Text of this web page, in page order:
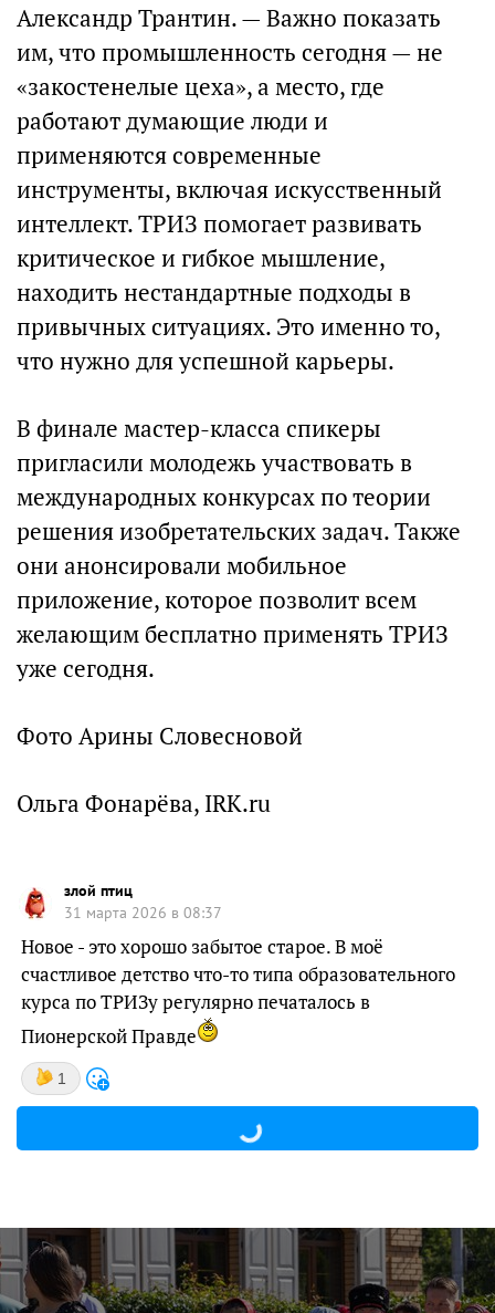
Александр Трантин. — Важно показать
им, что промышленность сегодня — не
«закостенелые цеха», а место, где
работают думающие люди и
применяются современные
инструменты, включая искусственный
интеллект. ТРИЗ помогает развивать
критическое и гибкое мышление,
находить нестандартные подходы в
привычных ситуациях. Это именно то,
что нужно для успешной карьеры.
В финале мастер-класса спикеры
пригласили молодежь участвовать в
международных конкурсах по теории
решения изобретательских задач. Также
они анонсировали мобильное
приложение, которое позволит всем
желающим бесплатно применять ТРИЗ
уже сегодня.
Фото Арины Словесновой
Ольга Фонарёва, IRK.ru
злой птиц
31 марта 2026 в 08:37
Новое - это хорошо забытое старое. В моё
счастливое детство что-то типа образовательного
курса по ТРИЗу регулярно печаталось в
Пионерской Правде
1